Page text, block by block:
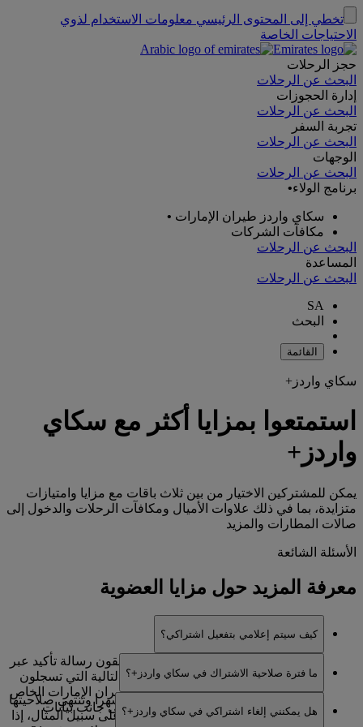
تخطي إلى المحتوى الرئيسي معلومات الاستخدام لذوي
الاحتياجات الخاصة
حجز الرحلات
البحث عن الرحلات
إدارة الحجوزات
البحث عن الرحلات
تجربة السفر
البحث عن الرحلات
الوجهات
البحث عن الرحلات
برنامج الولاء•
سكاي واردز طيران الإمارات •
مكافآت الشركات
البحث عن الرحلات
المساعدة
البحث عن الرحلات
SA
البحث
القائمة
سكاي واردز+
استمتعوا بمزايا أكثر مع سكاي
واردز+
يمكن للمشتركين الاختيار من بين ثلاث باقات مع مزايا وامتيازات
متزايدة، بما في ذلك علاوات الأميال ومكافآت الرحلات والدخول إلى
صالات المطارات والمزيد
الأسئلة الشائعة
معرفة المزيد حول مزايا العضوية
كيف سيتم إعلامي بتفعيل اشتراكي؟
بمجرد دفع رسم الاشتراك السنوي، ستتلقون رسالة تأكيد عبر
البريد الإلكتروني مع إيصال. وفي المرة التالية التي تسجلون
فيها دخولكم إلى حساب سكاي واردز طيران الإمارات الخاص
بكم، سيتم عرض عبارة سكاي واردز+ إلى جانب بيانات
عضويتكم الأخرى.
ما فترة صلاحية الاشتراك في سكاي واردز+؟
تصلح اشتراكات سكاي واردز+ لمدة 12 شهرا وتنتهي صلاحيتها
في اليوم الأخير من الشهر الثاني عشر. على سبيل المثال، إذا
هل يمكنني إلغاء اشتراكي في سكاي واردز+؟